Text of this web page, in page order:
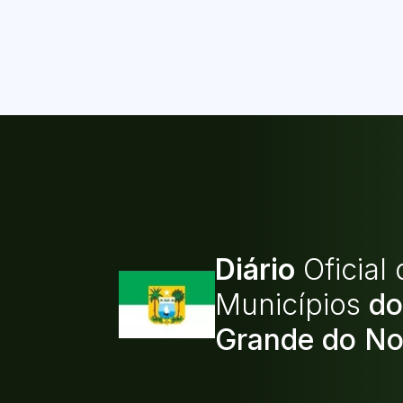
Diário Oficial
Municípios